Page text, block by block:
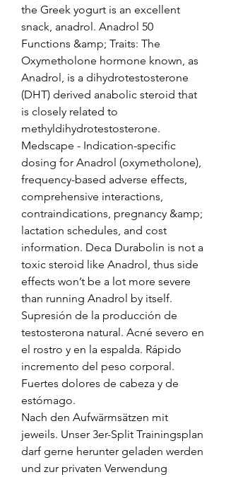
the Greek yogurt is an excellent
snack, anadrol. Anadrol 50
Functions &amp; Traits: The
Oxymetholone hormone known, as
Anadrol, is a dihydrotestosterone
(DHT) derived anabolic steroid that
is closely related to
methyldihydrotestosterone.
Medscape - Indication-specific
dosing for Anadrol (oxymetholone),
frequency-based adverse effects,
comprehensive interactions,
contraindications, pregnancy &amp;
lactation schedules, and cost
information. Deca Durabolin is not a
toxic steroid like Anadrol, thus side
effects won’t be a lot more severe
than running Anadrol by itself.
Supresión de la producción de
testosterona natural. Acné severo en
el rostro y en la espalda. Rápido
incremento del peso corporal.
Fuertes dolores de cabeza y de
estómago.
Nach den Aufwärmsätzen mit
jeweils. Unser 3er-Split Trainingsplan
darf gerne herunter geladen werden
und zur privaten Verwendung